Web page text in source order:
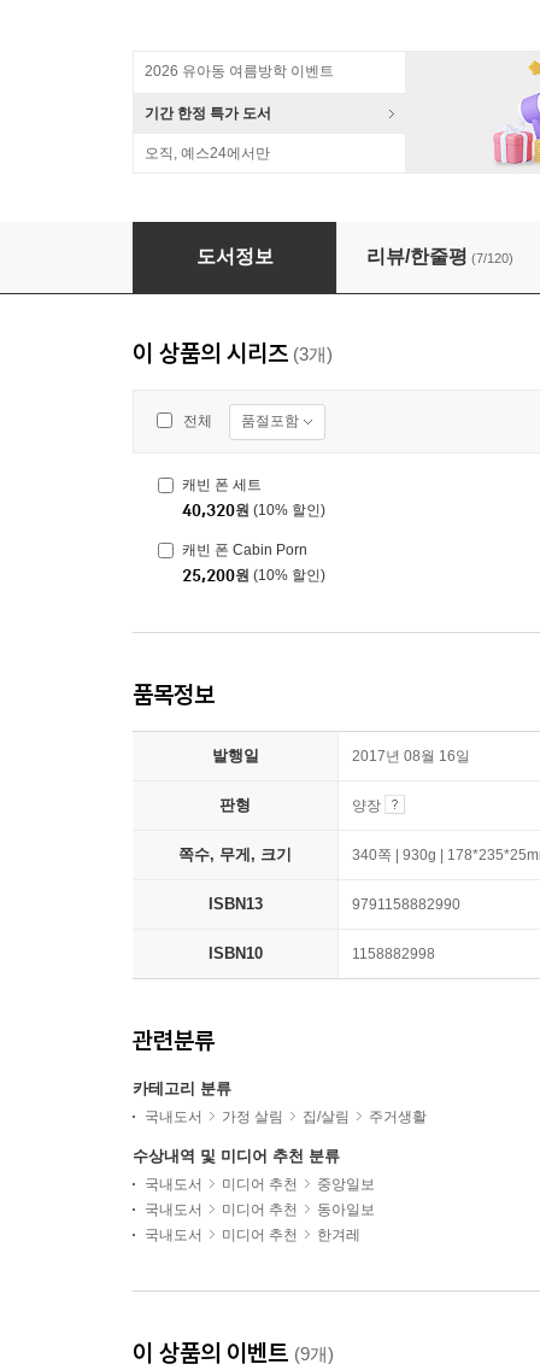
2026 유아동 여름방학 이벤트
기간 한정 특가 도서
오직, 예스24에서만
캐빈 폰 Cabin Porn
도서정보 리뷰/한줄평 (7/120)
이 상품의 시리즈 (3개)
전체 품절포함
캐빈 폰 세트
40,320원 (10% 할인)
캐빈 폰 Cabin Porn
25,200원 (10% 할인)
품목정보
발행일 2017년 08월 16일
판형 양장
쪽수, 무게, 크기 340쪽 | 930g |
ISBN13 9791158882990
ISBN10 1158882998
관련분류
카테고리 분류
국내도서 가정 살림 집/살림 주거생활
수상내역 및 미디어 추천 분류
국내도서 미디어 추천
중앙일보
국내도서
미디어 추천
동아일보
국내도서
미디어 추천 한겨레
이 상품의 이벤트 (9개)